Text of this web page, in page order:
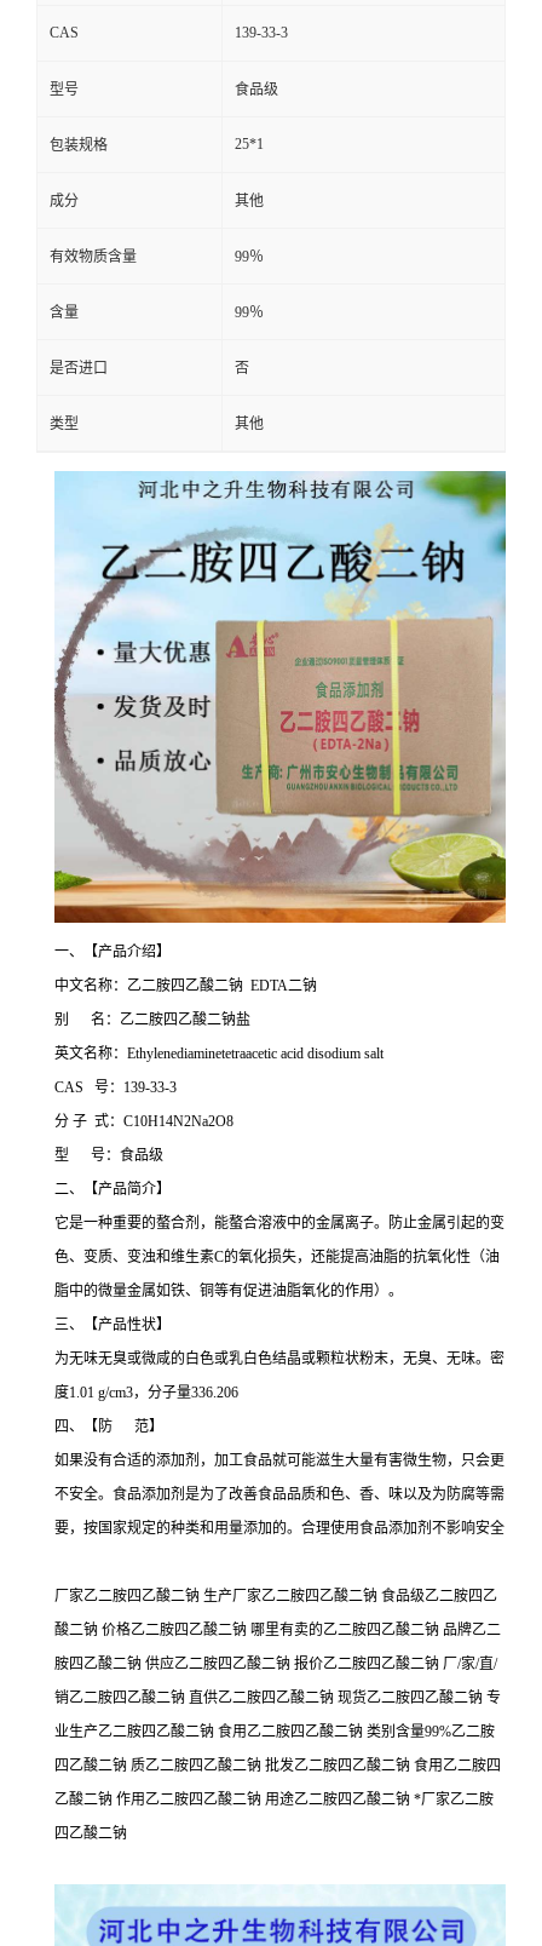
CAS 139-33-3
型号 食品级
包装规格 25*1
成分 其他
有效物质含量 99％
含量 99％
是否进口 否
类型 其他
一、【产品介绍】
中文名称：乙二胺四乙酸二钠 EDTA二钠
别 名：乙二胺四乙酸二钠盐
英文名称：Ethylenediaminetetraacetic acid disodium salt
CAS 号：139-33-3
分 子 式：C10H14N2Na2O8
型 号：食品级
二、【产品简介】
它是一种重要的螯合剂，能螯合溶液中的金属离子。防止金属引起的变
色、变质、变浊和维生素C的氧化损失，还能提高油脂的抗氧化性（油
脂中的微量金属如铁、铜等有促进油脂氧化的作用）。
三、【产品性状】
为无味无臭或微咸的白色或乳白色结晶或颗粒状粉末，无臭、无味。密
度1.01 g/cm3，分子量336.206
四、【防 范】
如果没有合适的添加剂，加工食品就可能滋生大量有害微生物，只会更
不安全。食品添加剂是为了改善食品品质和色、香、味以及为防腐等需
要，按国家规定的种类和用量添加的。合理使用食品添加剂不影响安全
厂家乙二胺四乙酸二钠 生产厂家乙二胺四乙酸二钠 食品级乙二胺四乙
酸二钠 价格乙二胺四乙酸二钠 哪里有卖的乙二胺四乙酸二钠 品牌乙二
胺四乙酸二钠 供应乙二胺四乙酸二钠 报价乙二胺四乙酸二钠 厂/家/直/
销乙二胺四乙酸二钠 直供乙二胺四乙酸二钠 现货乙二胺四乙酸二钠 专
业生产乙二胺四乙酸二钠 食用乙二胺四乙酸二钠 类别含量99%乙二胺
四乙酸二钠 质乙二胺四乙酸二钠 批发乙二胺四乙酸二钠 食用乙二胺四
乙酸二钠 作用乙二胺四乙酸二钠 用途乙二胺四乙酸二钠 *厂家乙二胺
四乙酸二钠